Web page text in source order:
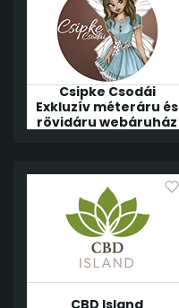
Csipke Csodái
Exkluzív méteráru és
rövidáru webáruház